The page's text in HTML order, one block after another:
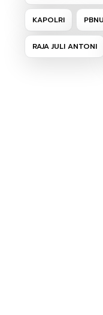
KAPOLRI PBNU
RAJA JULI ANTONI